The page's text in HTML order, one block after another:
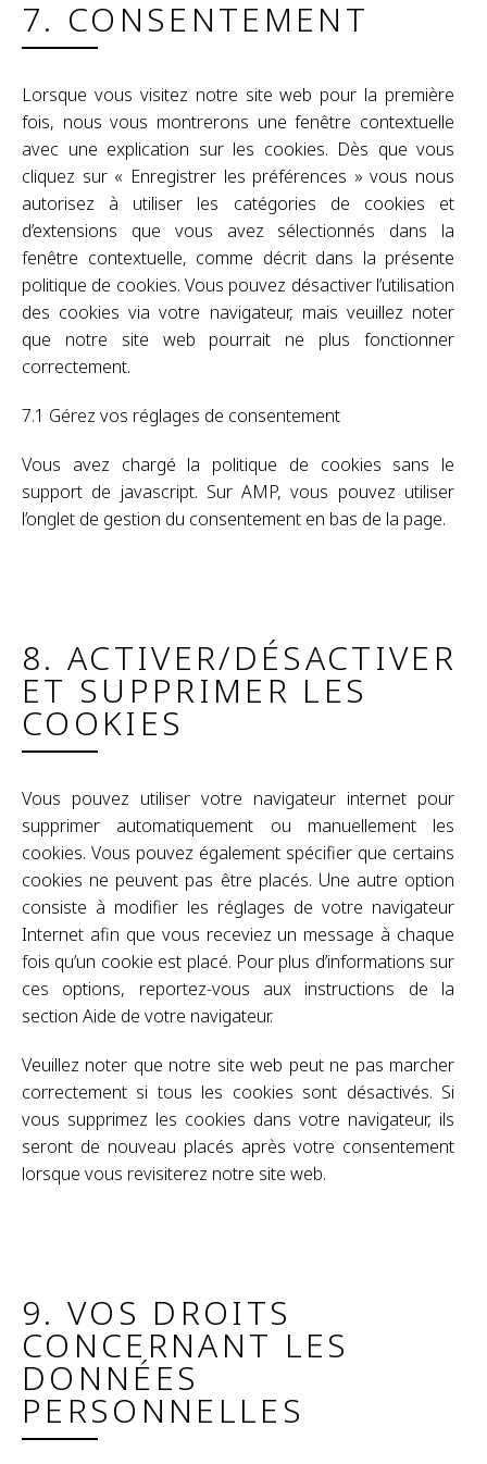
7. CONSENTEMENT
Lorsque vous visitez notre site web pour la première
fois, nous vous montrerons une fenêtre contextuelle
avec une explication sur les cookies. Dès que vous
cliquez sur « Enregistrer les préférences » vous nous
autorisez à utiliser les catégories de cookies et
d’extensions que vous avez sélectionnés dans la
fenêtre contextuelle, comme décrit dans la présente
politique de cookies. Vous pouvez désactiver l’utilisation
des cookies via votre navigateur, mais veuillez noter
que notre site web pourrait ne plus fonctionner
correctement.
7.1 Gérez vos réglages de consentement
Vous avez chargé la politique de cookies sans le
support de javascript. Sur AMP, vous pouvez utiliser
l’onglet de gestion du consentement en bas de la page.
8. ACTIVER/DÉSACTIVER
ET SUPPRIMER LES
COOKIES
Vous pouvez utiliser votre navigateur internet pour
supprimer automatiquement ou manuellement les
cookies. Vous pouvez également spécifier que certains
cookies ne peuvent pas être placés. Une autre option
consiste à modifier les réglages de votre navigateur
Internet afin que vous receviez un message à chaque
fois qu’un cookie est placé. Pour plus d’informations sur
ces options, reportez-vous aux instructions de la
section Aide de votre navigateur.
Veuillez noter que notre site web peut ne pas marcher
correctement si tous les cookies sont désactivés. Si
vous supprimez les cookies dans votre navigateur, ils
seront de nouveau placés après votre consentement
lorsque vous revisiterez notre site web.
9. VOS DROITS
CONCERNANT LES
DONNÉES
PERSONNELLES